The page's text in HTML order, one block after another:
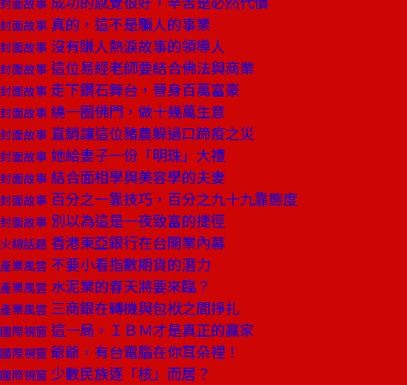
封面故事 真的，這不是騙人的事業
封面故事 沒有賺人熱淚故事的領導人
封面故事 這位易經老師要結合佛法與商業
封面故事 走下鑽石舞台，晉身百萬富豪
封面故事 繞一圈佛門，做十幾萬生意
封面故事 直銷讓這位豬農躲過口蹄疫之災
封面故事 她給妻子一份「明珠」大禮
封面故事 結合面相學與美容學的夫妻
封面故事 百分之一靠技巧，百分之九十九靠態度
封面故事 別以為這是一夜致富的捷徑
火線話題 香港東亞銀行在台開業內幕
產業風雲 不要小看指數期貨的潛力
產業風雲 水泥業的春天將要來臨？
產業風雲 三商銀在轉機與包袱之間掙扎
國際視窗 這一局，ＩＢＭ才是真正的贏家
國際視窗 爺爺，有台電腦在你耳朵裡！
國際視窗 少數民族逐「核」而居？